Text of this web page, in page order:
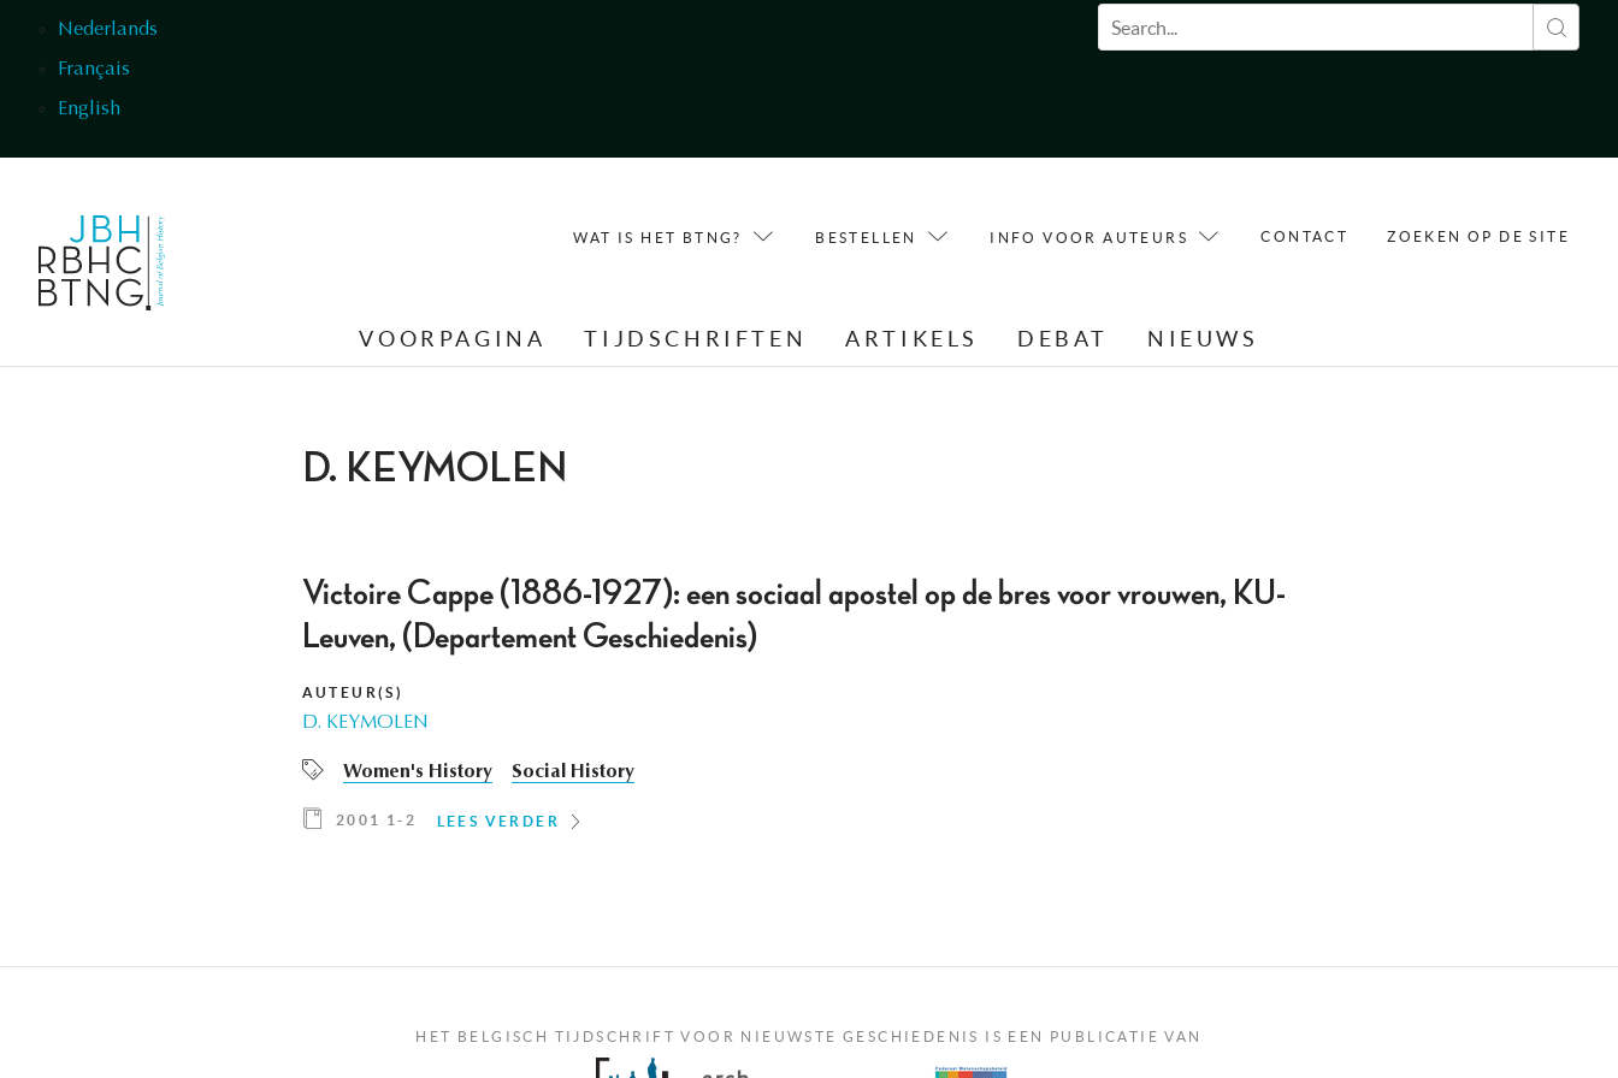
Nederlands
Français
English
Zoekveld
WAT IS HET BTNG? BESTELLEN INFO VOOR AUTEURS CONTACT ZOEKEN OP DE SITE
VOORPAGINA TIJDSCHRIFTEN ARTIKELS DEBAT NIEUWS
D. KEYMOLEN
Victoire Cappe (1886-1927): een sociaal apostel op de bres voor vrouwen, KU-
Leuven, (Departement Geschiedenis)
AUTEUR(S)
D. KEYMOLEN
Women's History Social History
2001 1-2 LEES VERDER
HET BELGISCH TIJDSCHRIFT VOOR NIEUWSTE GESCHIEDENIS IS EEN PUBLICATIE VAN